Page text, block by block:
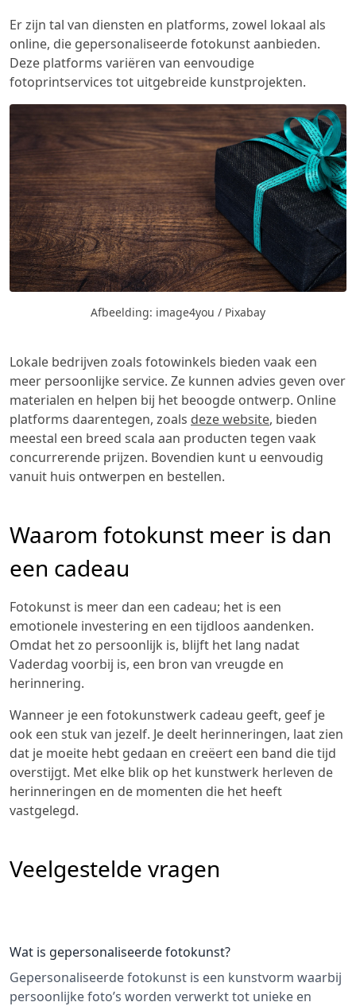
Er zijn tal van diensten en platforms, zowel lokaal als
online, die gepersonaliseerde fotokunst aanbieden.
Deze platforms variëren van eenvoudige
fotoprintservices tot uitgebreide kunstprojekten.
Afbeelding: image4you / Pixabay
Lokale bedrijven zoals fotowinkels bieden vaak een
meer persoonlijke service. Ze kunnen advies geven over
materialen en helpen bij het beoogde ontwerp. Online
platforms daarentegen, zoals deze website, bieden
meestal een breed scala aan producten tegen vaak
concurrerende prijzen. Bovendien kunt u eenvoudig
vanuit huis ontwerpen en bestellen.
Waarom fotokunst meer is dan
een cadeau
Fotokunst is meer dan een cadeau; het is een
emotionele investering en een tijdloos aandenken.
Omdat het zo persoonlijk is, blijft het lang nadat
Vaderdag voorbij is, een bron van vreugde en
herinnering.
Wanneer je een fotokunstwerk cadeau geeft, geef je
ook een stuk van jezelf. Je deelt herinneringen, laat zien
dat je moeite hebt gedaan en creëert een band die tijd
overstijgt. Met elke blik op het kunstwerk herleven de
herinneringen en de momenten die het heeft
vastgelegd.
Veelgestelde vragen
Wat is gepersonaliseerde fotokunst?
Gepersonaliseerde fotokunst is een kunstvorm waarbij
persoonlijke foto’s worden verwerkt tot unieke en